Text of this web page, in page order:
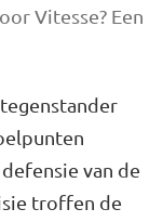
Vitesse? Een
van de
troffen de